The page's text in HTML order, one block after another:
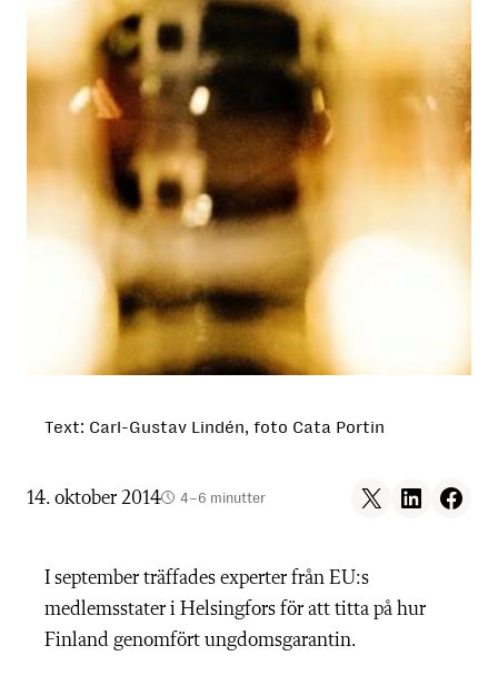
Text: Carl-Gustav Lindén, foto Cata Portin
14. oktober 2014 4–6 minutter Share on X Share on LinkedIn
Share on
I september träffades experter från EU:s
medlemsstater i Helsingfors för att titta på hur
Finland genomfört ungdomsgarantin.